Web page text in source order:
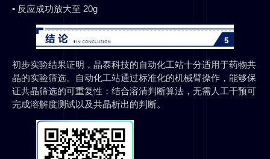
• 反应成功放大至 20g
初步实验结果证明，晶泰科技的自动化工站十分适用于药物共
晶的实验筛选。自动化工站通过标准化的机械臂操作，能够保
证共晶筛选的可重复性；结合溶清判断算法，无需人工干预可
完成溶解度测试以及共晶析出的判断。